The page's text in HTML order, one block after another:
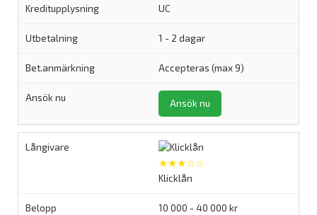
UC
1 - 2 dagar
Accepteras (max 9)
Ansök nu
★★★☆☆
Klicklån
10 000 - 40 000 kr